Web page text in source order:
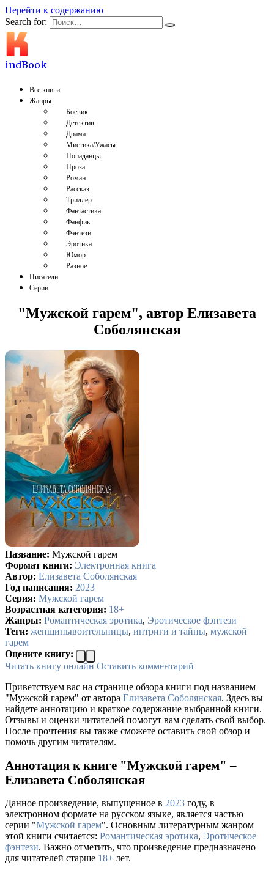
Перейти к содержанию
Search for:
indBook
Все книги
Жанры
Боевик
Детектив
Драма
Мистика/Ужасы
Попаданцы
Проза
Роман
Рассказ
Триллер
Фантастика
Фанфик
Фэнтези
Эротика
Юмор
Разное
Писатели
Серии
"Мужской гарем", автор Елизавета
Соболянская
Название: Мужской гарем
Формат книги: Электронная книга
Автор: Елизавета Соболянская
Год написания: 2023
Серия: Мужской гарем
Возрастная категория: 18+
Жанры: Романтическая эротика, Эротическое фэнтези
Теги: женщинывоительницы, интриги и тайны, мужской
гарем
Оцените книгу:
Читать книгу онлайн Оставить комментарий
Приветствуем вас на странице обзора книги под названием
"Мужской гарем" от автора Елизавета Соболянская. Здесь вы
найдете аннотацию и краткое содержание выбранной книги.
Отзывы и оценки читателей помогут вам сделать свой выбор.
После прочтения вы также сможете оставить свой обзор и
помочь другим читателям.
Аннотация к книге "Мужской гарем" –
Елизавета Соболянская
Данное произведение, выпущенное в 2023 году, в
электронном формате на русском языке, является частью
серии "Мужской гарем". Основным литературным жанром
этой книги считается: Романтическая эротика, Эротическое
фэнтези. Важно отметить, что произведение предназначено
для читателей старше 18+ лет.